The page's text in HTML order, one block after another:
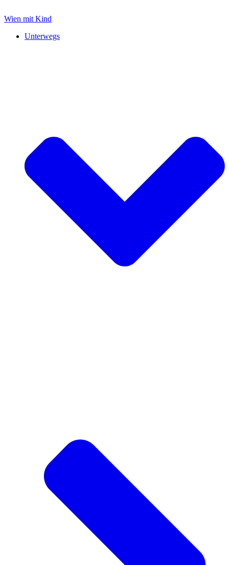
Inhalt
Wien mit Kind
Unterwegs